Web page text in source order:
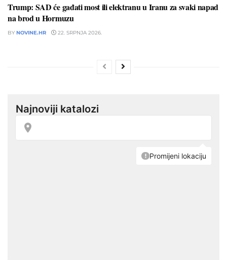
Trump: SAD će gađati most ili elektranu u Iranu za svaki napad
na brod u Hormuzu
BY NOVINE.HR 22. SRPNJA 2026.